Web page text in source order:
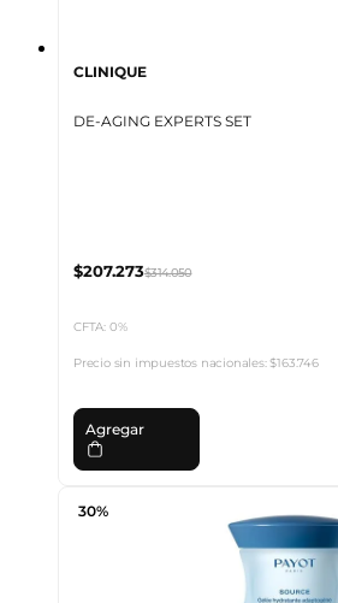
CLINIQUE
DE-AGING EXPERTS SET
$207.273$314.050
CFTA: 0%
Precio sin impuestos nacionales:$163.746
Agregar
30%